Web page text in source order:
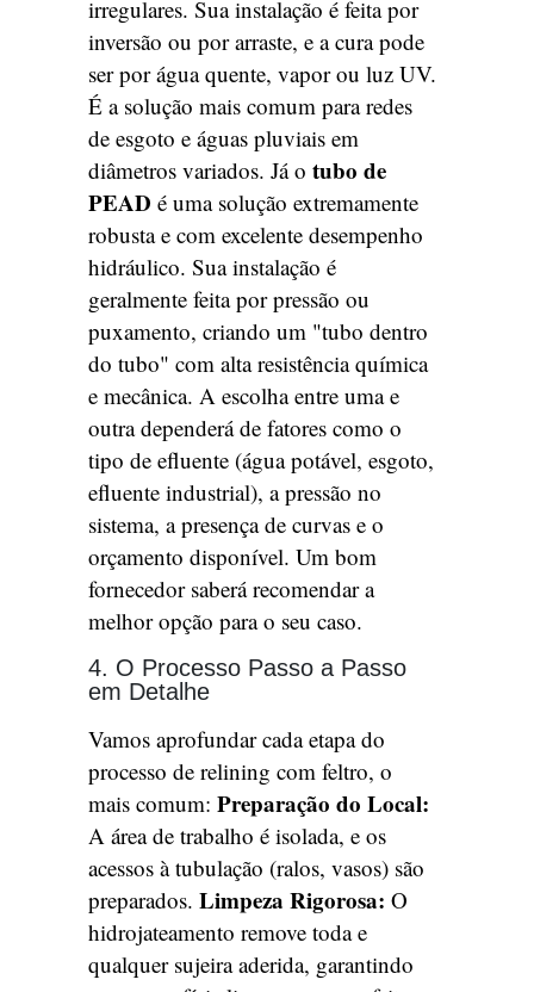
irregulares. Sua instalação é feita por
inversão ou por arraste, e a cura pode
ser por água quente, vapor ou luz UV.
É a solução mais comum para redes
de esgoto e águas pluviais em
diâmetros variados. Já o tubo de
PEAD é uma solução extremamente
robusta e com excelente desempenho
hidráulico. Sua instalação é
geralmente feita por pressão ou
puxamento, criando um "tubo dentro
do tubo" com alta resistência química
e mecânica. A escolha entre uma e
outra dependerá de fatores como o
tipo de efluente (água potável, esgoto,
efluente industrial), a pressão no
sistema, a presença de curvas e o
orçamento disponível. Um bom
fornecedor saberá recomendar a
melhor opção para o seu caso.
4. O Processo Passo a Passo
em Detalhe
Vamos aprofundar cada etapa do
processo de relining com feltro, o
mais comum: Preparação do Local:
A área de trabalho é isolada, e os
acessos à tubulação (ralos, vasos) são
preparados. Limpeza Rigorosa: O
hidrojateamento remove toda e
qualquer sujeira aderida, garantindo